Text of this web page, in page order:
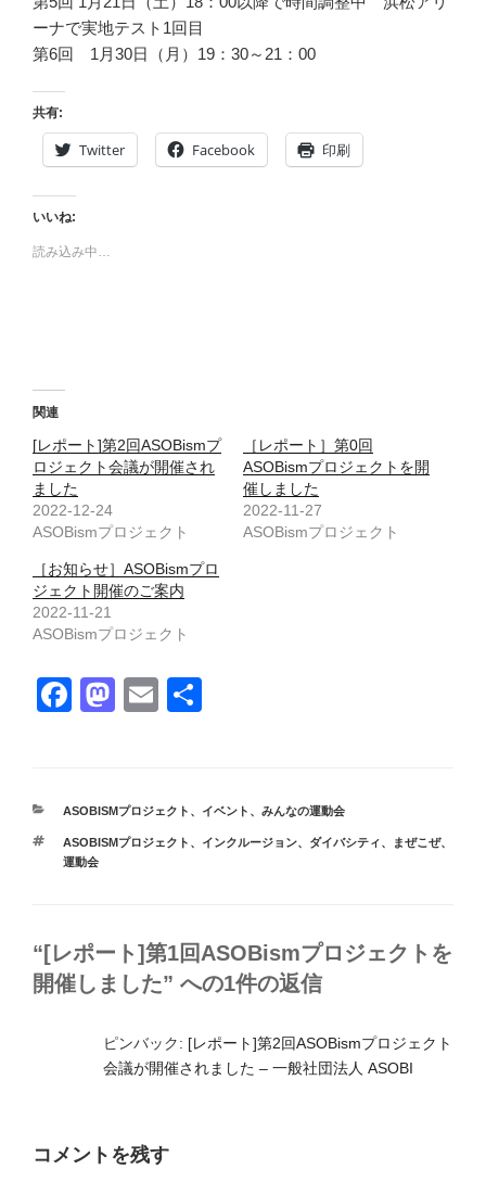
ーナで実地テスト1回目
第6回 1月30日（月）19：30～21：00
共有:
Twitter Facebook 印刷
いいね:
読み込み中…
関連
[レポート]第2回ASOBismプ
ロジェクト会議が開催され
ました
2022-12-24
ASOBismプロジェクト
［レポート］第0回
ASOBismプロジェクトを開
催しました
2022-11-27
ASOBismプロジェクト
［お知らせ］ASOBismプロ
ジェクト開催のご案内
2022-11-21
ASOBismプロジェクト
F
e
b
o
k
M
o
d
E
カ
ゴ
リ
ASOBISMプロジェクト 、 イベント 、 みんなの運動会
タ
グ
ASOBISMプロジェクト 、 インクルージョン、 ダイバシティ、 まぜこぜ、
運動会
“[レポート]第1回ASOBismプロジェクトを
開催しました” への1件の返信
ピンバック: [レポート]第2回ASOBismプロジェクト
会議が開催されました – 一般社団法人 ASOBI
コメントを残す